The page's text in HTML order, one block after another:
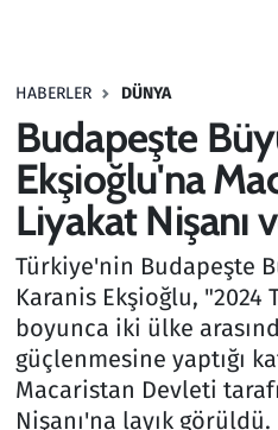
HABERLER DÜNYA
Budapeşte
Ekşioğlu'na
Liyakat Nişanı
Türkiye'nin Budapeşte
Karanis Ekşioğlu, "2024
boyunca iki ülke
güçlenmesine yaptığı
Macaristan Devleti
Nişanı'na layık görüldü.
Haber
Kültür Sanat
Kurumsal Haberler
Lezzet Durağı
Memur ve Kamu
Otomobil